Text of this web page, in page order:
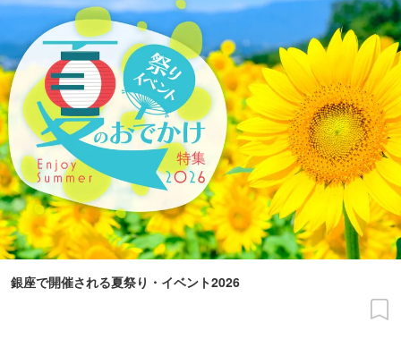
銀座で開催される夏祭り・イベント2026